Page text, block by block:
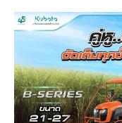
สินค้าอื่น ๆ
เครื่องจักรกลก่อสร้าง
รถขุดขนาดเล็ก
อุปกรณ์ต่อพ่วงรถขุด
รถตักล้อยาง
สินค้านวัตกรรมการเก
ศูนย์จำหน่ายกล้าแผ่นคูโ
สิ่งที่ผู้ลงทุนจะได้รับ
การลงทุนรายได้และจุด
วัสดุอุปกรณ์
ขั้นตอนการเข้าร่วมโคร
ติดต่อซื้อกล้าแผ่น
ประวัติบริษัท
วิสัยทัศน์และนโยบาย
4 หัวใจหลักของธุรกิจ
มาตรฐานสู่ความเป็นผู้นำ
ธุรกิจต่างประเทศ
ที่มา
สมัครงานคูโบต้า
ตำแหน่งงานว่าง
นักศึกษาฝึกงาน
สวัสดิการพนักงาน
ข่าวสาร
ข่าวสาร
ข่าวและกิจกรรมที่แนะนำ
ข่าวสารองค์กร
ข่าวกิจกรรมเพื่อสังคม
ออนไลน์โชว์
บริการหลังการขาย